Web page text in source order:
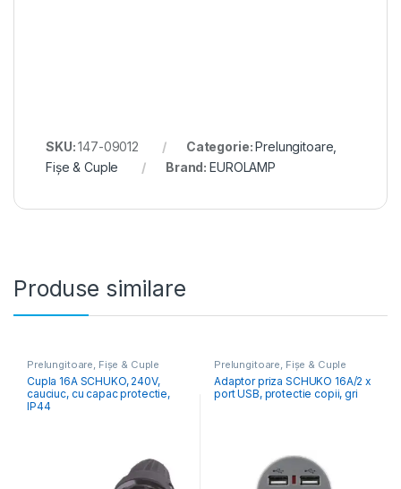
SKU:147-09012 Categorie:Prelungitoare,
Fișe & Cuple
Brand:EUROLAMP
Produse similare
Prelungitoare, Fișe & Cuple
Cupla 16A SCHUKO, 240V,
cauciuc, cu capac protectie,
IP44
Prelungitoare, Fișe & Cuple
Adaptor priza SCHUKO 16A/2 x
port USB, protectie copii, gri